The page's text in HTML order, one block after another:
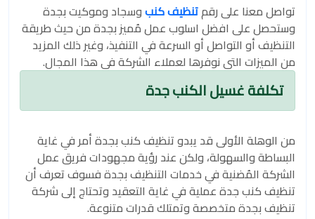
تواصل معنا على رقمتنظيف كنبوسجاد وموكيت بجدة
وستحصل على افضل اسلوب عمل مُميز بجدة من حيث طريقة
التنظيف أو التواصل أو السرعة في التنفيذ، وغير ذلك المزيد
من الميزات التي نوفرها لعملاء الشركة في هذا المجال.
تكلفة غسيل الكنب جدة
من الوهلة الأولى قد يبدو تنظيف كنب بجدة أمر في غاية
البساطة والسهولة، ولكن عند رؤية مجهودات فريق عمل
الشركة المُضنية في خدمات التنظيف بجدة فسوف تعرف أن
تنظيف كنب جدة عملية في غاية التعقيد وتحتاج إلى شركة
تنظيف بجدة متخصصة وتمتلك قدرات متنوعة.